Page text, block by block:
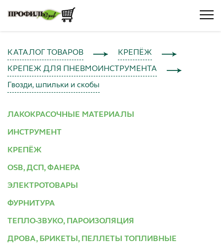
КАТАЛОГ ТОВАРОВ КРЕПЁЖ
КРЕПЕЖ ДЛЯ ПНЕВМОИНСТРУМЕНТА
Гвозди, шпильки и скобы
ЛАКОКРАСОЧНЫЕ МАТЕРИАЛЫ
ИНСТРУМЕНТ
КРЕПЁЖ
OSB, ДСП, ФАНЕРА
ЭЛЕКТРОТОВАРЫ
ФУРНИТУРА
ТЕПЛО-ЗВУКО, ПАРОИЗОЛЯЦИЯ
ДРОВА, БРИКЕТЫ, ПЕЛЛЕТЫ ТОПЛИВНЫЕ